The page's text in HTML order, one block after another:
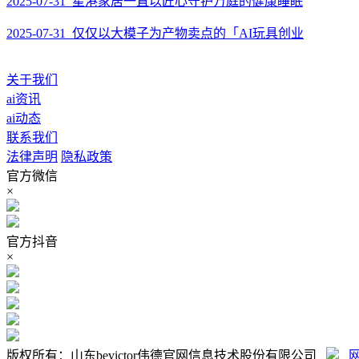
2025-07-31 仅仅以大模子为产物卖点的「AI玩具创业
关于我们
ai资讯
ai动态
联系我们
法律声明 隐私政策
官方微信
×
官方抖音
×
版权所有：山东bevictor伟德官网信息技术股份有限公司